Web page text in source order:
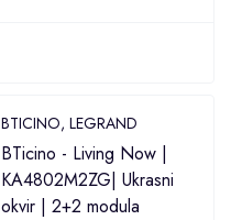
BTICINO, LEGRAND
BTicino - Living Now |
KA4802M2ZG| Ukrasni
okvir | 2+2 modula